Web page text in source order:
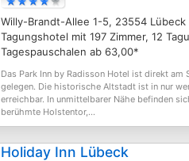
Willy-Brandt-Allee 1-5, 23554 Lübeck
Tagungshotel mit 197 Zimmer, 12
Tagespauschalen ab 63,00*
Das Park Inn by Radisson Hotel ist direkt am
gelegen. Die historische Altstadt ist in nur
erreichbar. In unmittelbarer Nähe befinden
berühmte Holstentor,...
Holiday Inn Lübeck